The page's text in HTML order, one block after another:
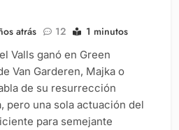
atrás 12 1 minutos
Valls ganó en Green
Van Garderen, Majka o
de su resurrección
pero una sola actuación del
para semejante